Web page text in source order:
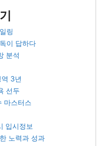
링
이 답하다
분석
3년
선두
마스터스
입시정보
노력과 성과